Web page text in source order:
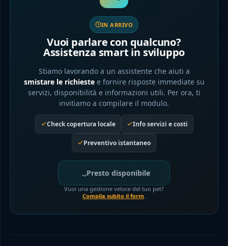
IN ARRIVO
Vuoi parlare con qualcuno?
Assistenza smart in sviluppo
Stiamo lavorando a un assistente che aiuti a
smistare le richiestee fornire risposte immediate su
servizi, disponibilità e informazioni utili. Per ora, ti
invitiamo a compilare il modulo.
Check copertura locale Info servizi e costi
Preventivo istantaneo
Presto disponibile
Vuoi una gestione veloce del tuo pet?
Compila subito il form